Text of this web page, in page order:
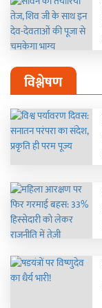
विश्लेषण